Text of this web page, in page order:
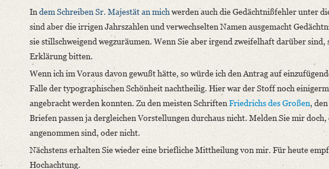
In dem SchreibenSr. Majestätan mich werden auch die Gedächtnißfehler unter
sind aber die irrigen Jahrszahlen und verwechselten Namen ausgemacht
sie stillschweigend wegzuräumen. Wenn Sie aber irgend zweifelhaft darüber
Erklärung bitten.
Wenn ich im Voraus davon gewußt hätte, so würde ich den Antrag auf
Falle der typographischen Schönheit nachtheilig. Hier war der Stoff noch
angebracht werden konnten. Zu den meisten Schriften Friedrichs des Großen,
Briefen passen ja dergleichen Vorstellungen durchaus nicht. Melden Sie mir
angenommen sind, oder nicht.
Nächstens erhalten Sie wieder eine briefliche Mittheilung von mir. Für heute
Hochachtung.